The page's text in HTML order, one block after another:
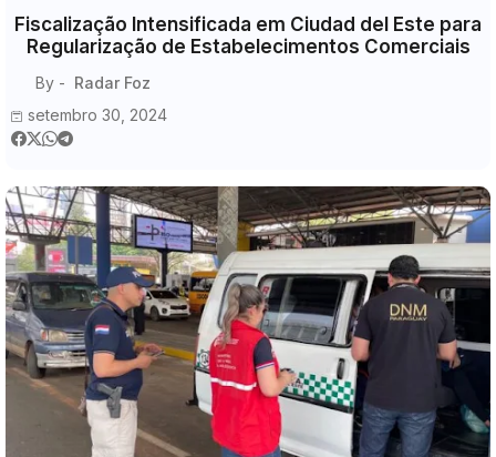
Fiscalização Intensificada em Ciudad del Este para
Regularização de Estabelecimentos Comerciais
By - Radar Foz
setembro 30, 2024